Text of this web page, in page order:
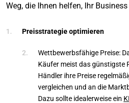
Weg, die Ihnen helfen, Ihr
Preisstrategie optimieren
Wettbewerbsfähige Preise:
Käufer meist das günstigste
Händler ihre Preise
vergleichen und an die
Dazu sollte idealerweise ein